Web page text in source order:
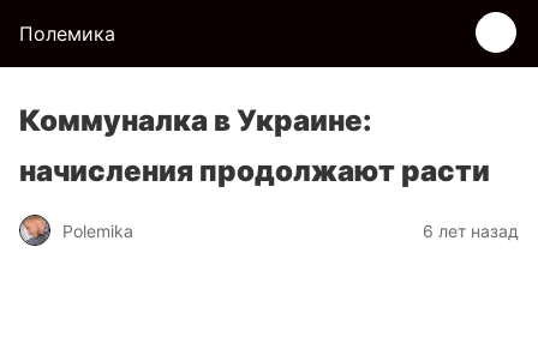
Полемика
Коммуналка в Украине:
начисления продолжают расти
Polemika 6 лет назад